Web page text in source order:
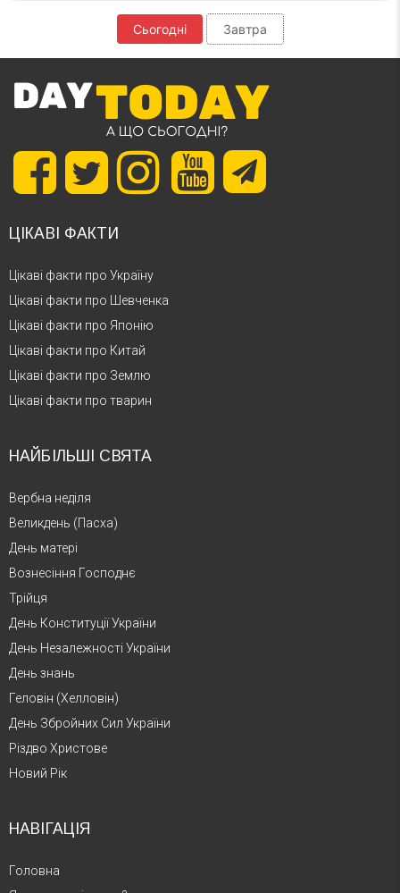
Сьогодні Завтра
ЦІКАВІ ФАКТИ
Цікаві факти про Україну
Цікаві факти про Шевченка
Цікаві факти про Японію
Цікаві факти про Китай
Цікаві факти про Землю
Цікаві факти про тварин
НАЙБІЛЬШІ СВЯТА
Вербна неділя
Великдень (Пасха)
День матері
Вознесіння Господнє
Трійця
День Конституції України
День Незалежності України
День знань
Геловін (Хелловін)
День Збройних Сил України
Різдво Христове
Новий Рік
НАВІГАЦІЯ
Головна